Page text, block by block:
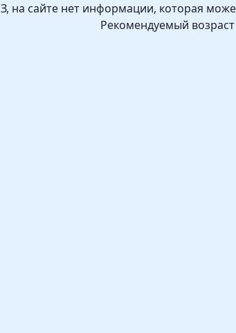
на сайте нет информации, которая
Рекомендуемый возраст